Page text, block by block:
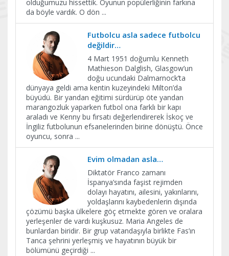
olduğumuzu hissettik. Oyunun popülerliğinin farkına
da böyle vardık. O dön ...
Futbolcu asla sadece futbolcu
değildir…
4 Mart 1951 doğumlu Kenneth
Mathieson Dalglish, Glasgow’un
doğu ucundaki Dalmarnock’ta
dünyaya geldi ama kentin kuzeyindeki Milton’da
büyüdü. Bir yandan eğitimi sürdürüp öte yandan
marangozluk yaparken futbol ona farklı bir kapı
araladı ve Kenny bu fırsatı değerlendirerek İskoç ve
İngiliz futbolunun efsanelerinden birine dönüştü. Önce
oyuncu, sonra ...
Evim olmadan asla…
Diktatör Franco zamanı
İspanya’sında faşist rejimden
dolayı hayatını, ailesini, yakınlarını,
yoldaşlarını kaybedenlerin dışında
çözümü başka ülkelere göç etmekte gören ve oralara
yerleşenler de vardı kuşkusuz. Maria Angeles de
bunlardan biridir. Bir grup vatandaşıyla birlikte Fas’ın
Tanca şehrini yerleşmiş ve hayatının büyük bir
bölümünü geçirdiği ...